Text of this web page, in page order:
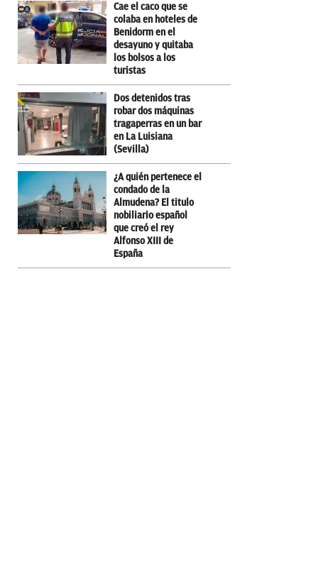
Cae el caco que se
colaba en hoteles de
Benidorm en el
desayuno y quitaba
los bolsos a los
turistas
Dos detenidos tras
robar dos máquinas
tragaperras en un bar
en La Luisiana
(Sevilla)
¿A quién pertenece el
condado de la
Almudena? El titulo
nobiliario español
que creó el rey
Alfonso XIII de
España